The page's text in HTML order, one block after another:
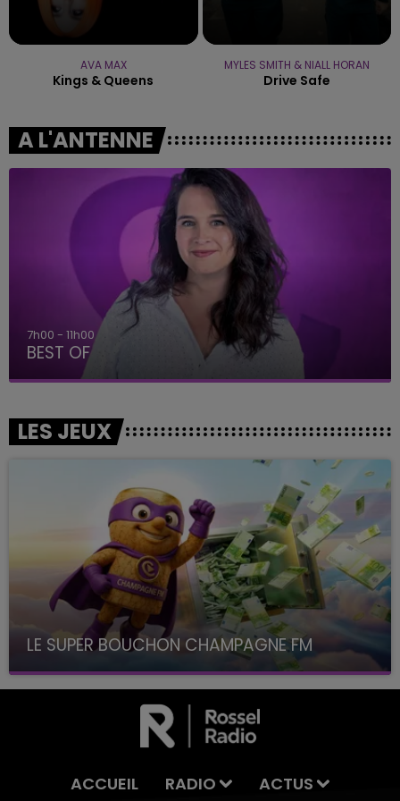
AVA MAX
Kings & Queens
MYLES SMITH & NIALL HORAN
Drive Safe
A L'ANTENNE
7h00 - 11h00
BEST OF
LES JEUX
LE SUPER BOUCHON CHAMPAGNE FM
avec La Famille Champagne FM, à 8H10
ACCUEIL RADIO ACTUS